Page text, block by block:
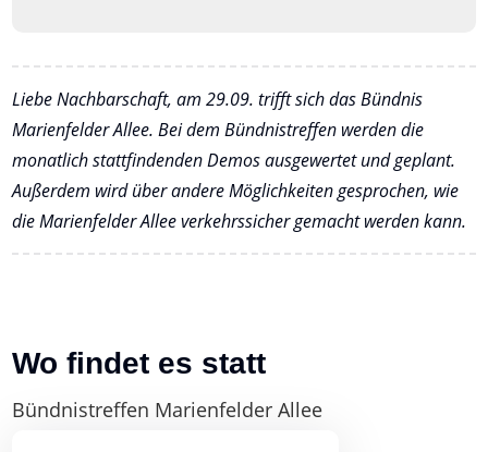
Liebe Nachbarschaft, am 29.09. trifft sich das Bündnis
Marienfelder Allee. Bei dem Bündnistreffen werden die
monatlich stattfindenden Demos ausgewertet und geplant.
Außerdem wird über andere Möglichkeiten gesprochen, wie
die Marienfelder Allee verkehrssicher gemacht werden kann.
Wo findet es statt
Bündnistreffen Marienfelder Allee